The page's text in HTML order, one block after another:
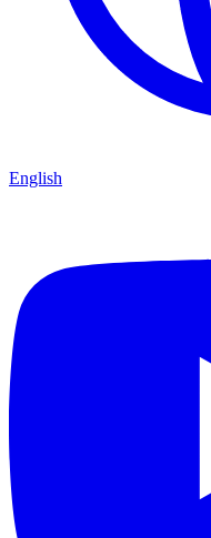
English